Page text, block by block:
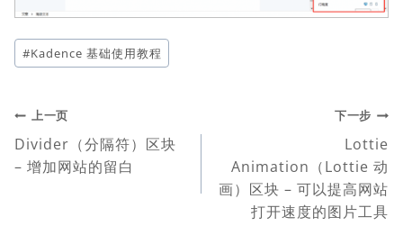
文
章
签：
#Kadence 基础使用教程
文
章
导
上一页
Divider（分隔符）区块
– 增加网站的留白
下一步
Lottie
Animation（Lottie 动
画）区块 – 可以提高网站
打开速度的图片工具